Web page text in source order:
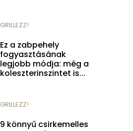
GRILLEZZ!
Ez a zabpehely
fogyasztásának
legjobb módja: még a
koleszterinszintet is...
GRILLEZZ!
9 könnyű csirkemelles